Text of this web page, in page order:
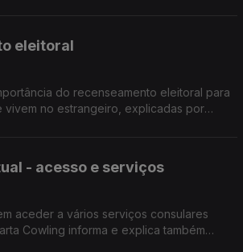
eleitoral
do recenseamento eleitoral para
vivem no estrangeiro, explicadas por
- acesso e serviços
aceder a vários serviços consulares
Cowling informa e explica também